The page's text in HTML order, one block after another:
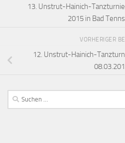
13. Unstrut-Hainich-
2015 in Bad
VORHERIGER
12. Unstrut-Hainich-
Suchen
nach: